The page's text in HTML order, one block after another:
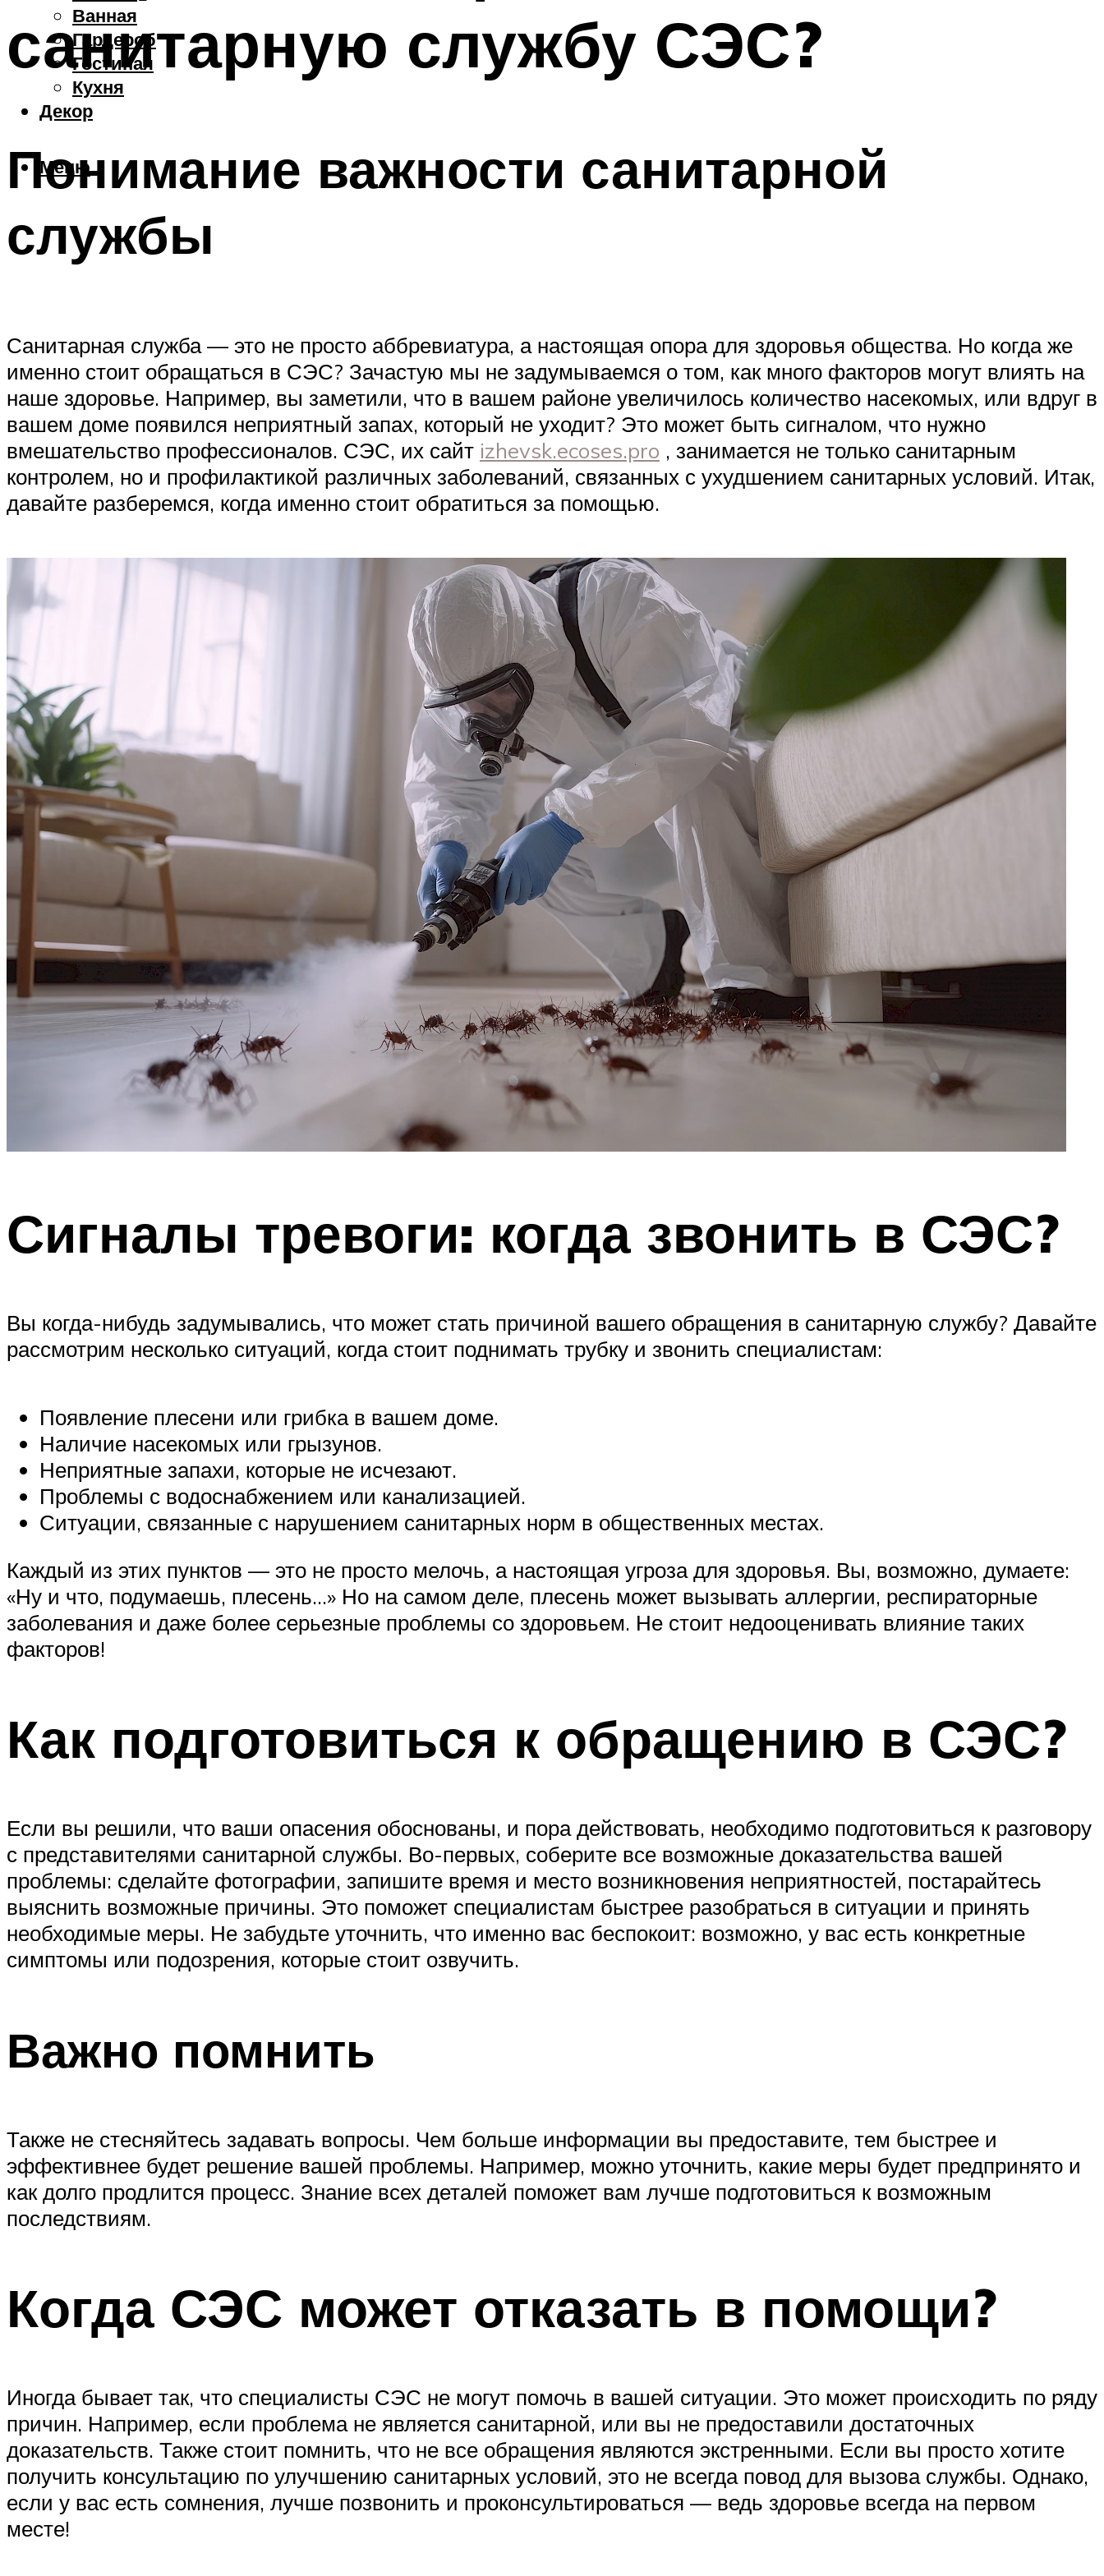
Ванная
Гардероб
Гостиная
Кухня
Декор
Меню
санитарную службу СЭС?
Понимание важности санитарной
службы
Санитарная служба — это не просто аббревиатура, а настоящая опора для здоровья общества. Но когда же
именно стоит обращаться в СЭС? Зачастую мы не задумываемся о том, как много факторов могут влиять на
наше здоровье. Например, вы заметили, что в вашем районе увеличилось количество насекомых, или вдруг в
вашем доме появился неприятный запах, который не уходит? Это может быть сигналом, что нужно
вмешательство профессионалов. СЭС, их сайт izhevsk.ecoses.pro , занимается не только санитарным
контролем, но и профилактикой различных заболеваний, связанных с ухудшением санитарных условий. Итак,
давайте разберемся, когда именно стоит обратиться за помощью.
Сигналы тревоги: когда звонить в СЭС?
Вы когда-нибудь задумывались, что может стать причиной вашего обращения в санитарную службу? Давайте
рассмотрим несколько ситуаций, когда стоит поднимать трубку и звонить специалистам:
Появление плесени или грибка в вашем доме.
Наличие насекомых или грызунов.
Неприятные запахи, которые не исчезают.
Проблемы с водоснабжением или канализацией.
Ситуации, связанные с нарушением санитарных норм в общественных местах.
Каждый из этих пунктов — это не просто мелочь, а настоящая угроза для здоровья. Вы, возможно, думаете:
«Ну и что, подумаешь, плесень…» Но на самом деле, плесень может вызывать аллергии, респираторные
заболевания и даже более серьезные проблемы со здоровьем. Не стоит недооценивать влияние таких
факторов!
Как подготовиться к обращению в СЭС?
Если вы решили, что ваши опасения обоснованы, и пора действовать, необходимо подготовиться к разговору
с представителями санитарной службы. Во-первых, соберите все возможные доказательства вашей
проблемы: сделайте фотографии, запишите время и место возникновения неприятностей, постарайтесь
выяснить возможные причины. Это поможет специалистам быстрее разобраться в ситуации и принять
необходимые меры. Не забудьте уточнить, что именно вас беспокоит: возможно, у вас есть конкретные
симптомы или подозрения, которые стоит озвучить.
Важно помнить
Также не стесняйтесь задавать вопросы. Чем больше информации вы предоставите, тем быстрее и
эффективнее будет решение вашей проблемы. Например, можно уточнить, какие меры будет предпринято и
как долго продлится процесс. Знание всех деталей поможет вам лучше подготовиться к возможным
последствиям.
Когда СЭС может отказать в помощи?
Иногда бывает так, что специалисты СЭС не могут помочь в вашей ситуации. Это может происходить по ряду
причин. Например, если проблема не является санитарной, или вы не предоставили достаточных
доказательств. Также стоит помнить, что не все обращения являются экстренными. Если вы просто хотите
получить консультацию по улучшению санитарных условий, это не всегда повод для вызова службы. Однако,
если у вас есть сомнения, лучше позвонить и проконсультироваться — ведь здоровье всегда на первом
месте!